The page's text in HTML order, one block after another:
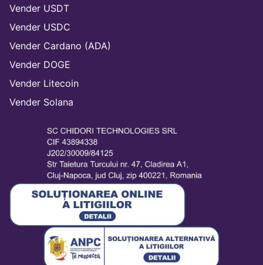
Vender USDT
Vender USDC
Vender Cardano (ADA)
Vender DOGE
Vender Litecoin
Vender Solana